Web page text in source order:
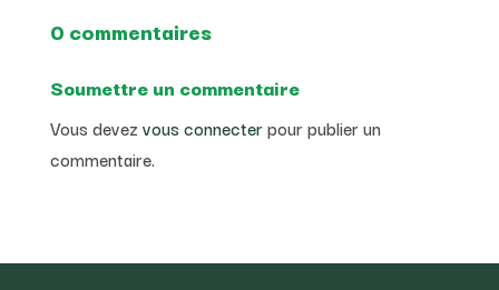
0 commentaires
Soumettre un commentaire
Vous devez vous connecterpour publier un
commentaire.